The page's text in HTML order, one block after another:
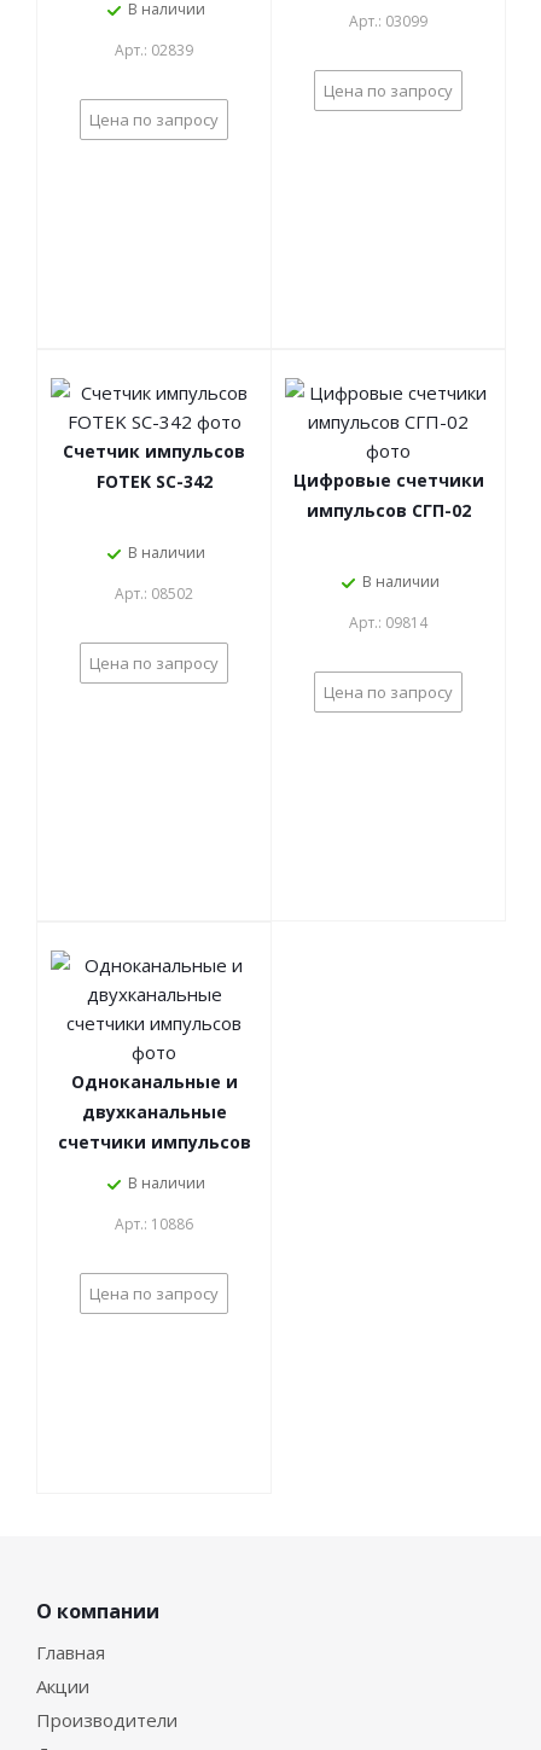
В наличии
Арт.: 02839
Цена по запросу
Арт.: 03099
Цена по запросу
Счетчик импульсов
FOTEK SC-342
В наличии
Арт.: 08502
Цена по запросу
Цифровые счетчики
импульсов СГП-02
В наличии
Арт.: 09814
Цена по запросу
Одноканальные и
двухканальные
счетчики импульсов
В наличии
Арт.: 10886
Цена по запросу
О компании
Главная
Акции
Производители